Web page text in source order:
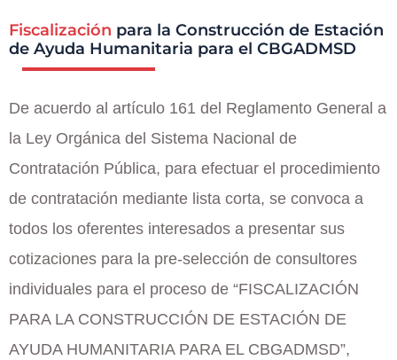
Fiscalización para la Construcción de Estación
de Ayuda Humanitaria para el CBGADMSD
De acuerdo al artículo 161 del Reglamento General a
la Ley Orgánica del Sistema Nacional de
Contratación Pública, para efectuar el procedimiento
de contratación mediante lista corta, se convoca a
todos los oferentes interesados a presentar sus
cotizaciones para la pre-selección de consultores
individuales para el proceso de “FISCALIZACIÓN
PARA LA CONSTRUCCIÓN DE ESTACIÓN DE
AYUDA HUMANITARIA PARA EL CBGADMSD”,